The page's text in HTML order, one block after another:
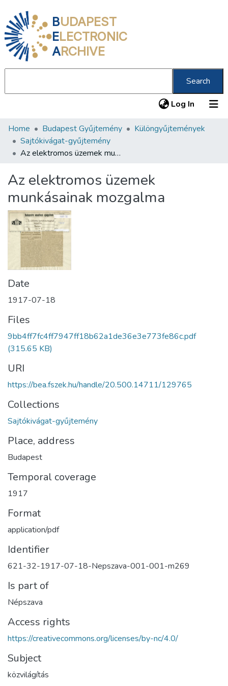
BUDAPEST
ELECTRONIC
ARCHIVE
Search
Log In (current)
Communities & Collections
All of DSpace
About us
Home Budapest Gyűjtemény
Különgyűjtemények
Sajtókivágat-gyűjtemény
Az elektromos üzemek munkásainak mozgalma
Az elektromos üzemek
munkásainak mozgalma
Date
1917-07-18
Files
9bb4ff7fc4ff7947ff18b62a1de36e3e773fe86c.pdf
(315.65 KB)
URI
https://bea.fszek.hu/handle/20.500.14711/129765
Collections
Sajtókivágat-gyűjtemény
Place, address
Budapest
Temporal coverage
1917
Format
application/pdf
Identifier
621-32-1917-07-18-Nepszava-001-001-m269
Is part of
Népszava
Access rights
https://creativecommons.org/licenses/by-nc/4.0/
Subject
közvilágítás